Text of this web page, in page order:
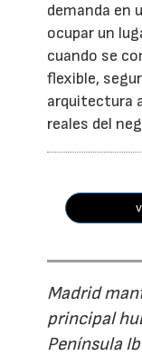
demanda en
ocupar un
cuando se
flexible,
arquitectura
reales del
Madrid
principal
Península